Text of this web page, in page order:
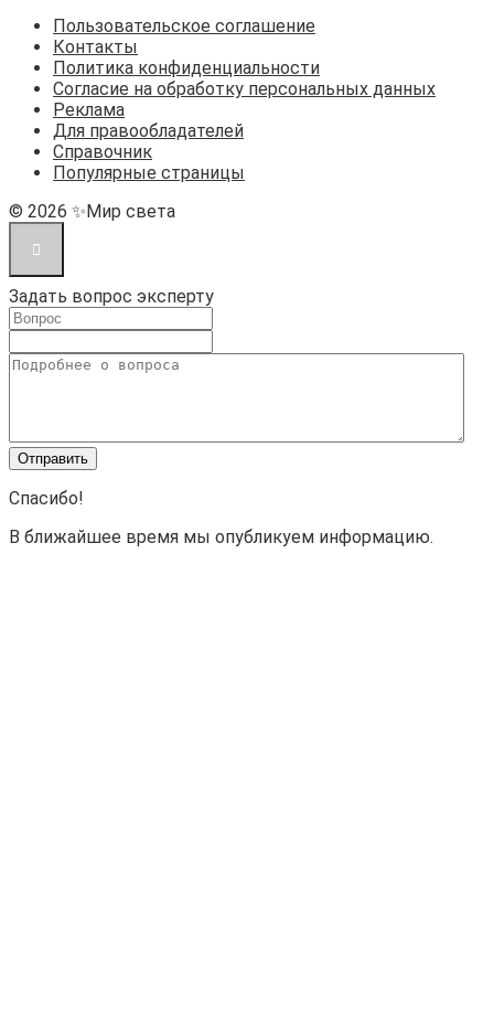
Пользовательское соглашение
Контакты
Политика конфиденциальности
Согласие на обработку персональных данных
Реклама
Для правообладателей
Справочник
Популярные страницы
© 2026 ✨Мир света
Задать вопрос эксперту
Спасибо!
В ближайшее время мы опубликуем информацию.